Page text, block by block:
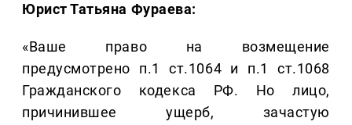
Юрист Татьяна Фураева:
«Ваше право на возмещение
предусмотрено п.1 ст.1064 и п.1 ст.1068
Гражданского кодекса РФ. Но лицо,
причинившее ущерб, зачастую